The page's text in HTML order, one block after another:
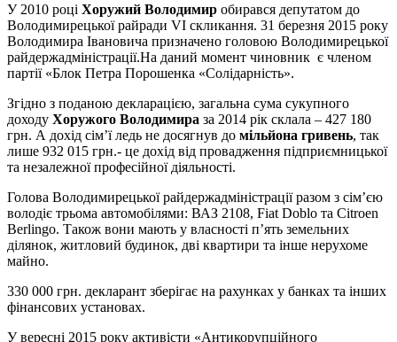
У 2010 році Хоружий Володимир обирався депутатом до
Володимирецької райради VI скликання. 31 березня 2015 року
Володимира Івановича призначено головою Володимирецької
райдержадміністрації.На даний момент чиновник є членом
партії «Блок Петра Порошенка «Солідарність».
Згідно з поданою декларацією, загальна сума сукупного
доходу Хоружого Володимира за 2014 рік склала – 427 180
грн. А дохід сім’ї ледь не досягнув до мільйона гривень, так
лише 932 015 грн.- це дохід від провадження підприємницької
та незалежної професійної діяльності.
Голова Володимирецької райдержадміністрації разом з сім’єю
володіє трьома автомобілями: ВАЗ 21­08, Fiat Doblo та Citroen
Berlingo. Також вони мають у власності п’ять земельних
ділянок, житловий будинок, дві квартири та інше нерухоме
майно.
330 000 грн. декларант зберігає на рахунках у банках та інших
фінансових установах.
У вересні 2015 року активісти «Антикорупційного